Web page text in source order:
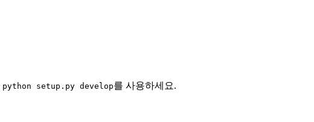
python setup.py develop를 사용하세요.